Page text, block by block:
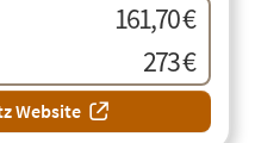
161,70 €
273 €
Website